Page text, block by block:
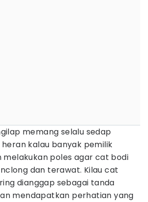
memang selalu sedap
kalau banyak pemilik
melakukan poles agar cat bodi
dan terawat. Kilau cat
dianggap sebagai tanda
mendapatkan perhatian yang